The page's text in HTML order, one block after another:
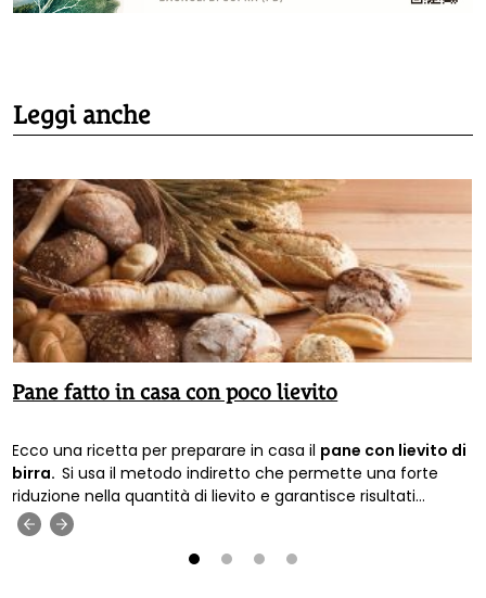
Leggi anche
Pane fatto in casa con poco lievito
Ecco una ricetta per preparare in casa il pane con lievito di
birra.Si usa il metodo indiretto che permette una forte
riduzione nella quantità di lievito e garantisce risultati
migliori.